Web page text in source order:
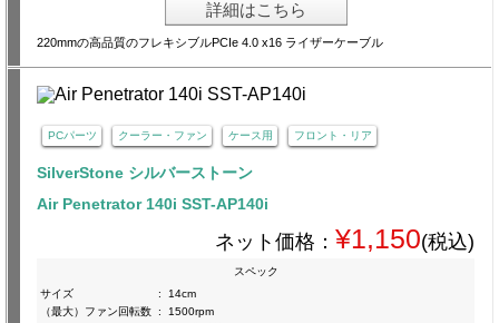
詳細はこちら
220mmの高品質のフレキシブルPCIe 4.0 x16 ライザーケーブル
PCパーツ クーラー・ファン ケース用 フロント・リア
SilverStone シルバーストーン
Air Penetrator 140i SST-AP140i
ネット価格： ¥1,150(税込)
スペック
サイズ
:
14cm
（最大）ファン回転数 :
1500rpm